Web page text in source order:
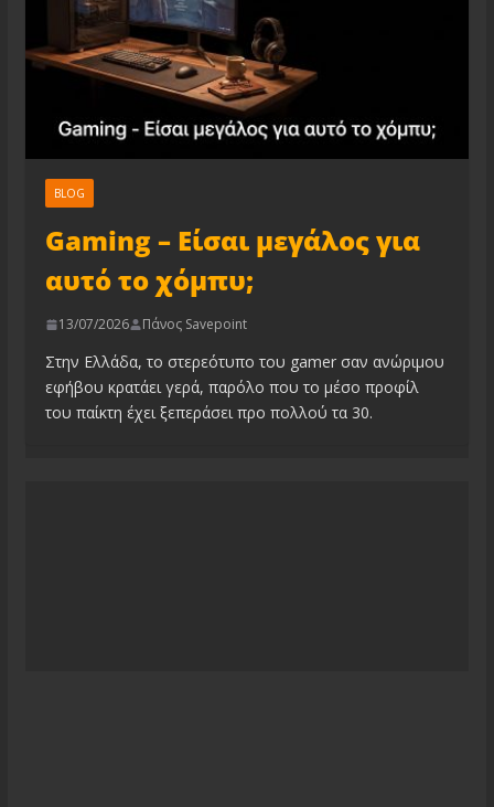
BLOG
Gaming – Είσαι μεγάλος για
αυτό το χόμπυ;
13/07/2026 Πάνος Savepoint
Στην Ελλάδα, το στερεότυπο του gamer σαν ανώριμου
εφήβου κρατάει γερά, παρόλο που το μέσο προφίλ
του παίκτη έχει ξεπεράσει προ πολλού τα 30.